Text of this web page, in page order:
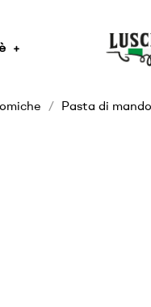
Pasta di